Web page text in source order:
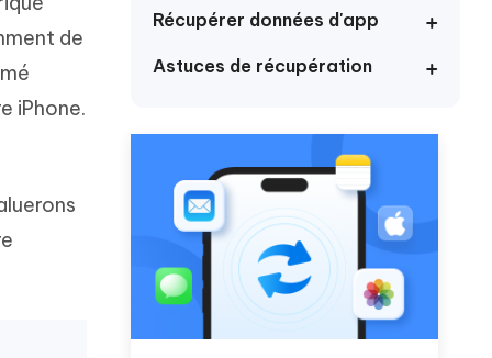
Plus de conseils utiles
Plus de conseils utiles
Commencer
de
iPhone.
Récupérer données d'app
Astuces de récupération